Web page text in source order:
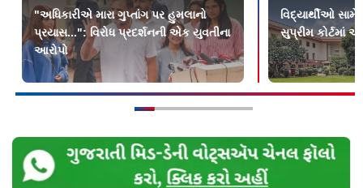
"અધિકારીએ મારા ગુપ્તાંગ પર હુમલાનો
પ્રયાસ...": વિરોધ પ્રદર્શનની એક યુવતીના
આરોપો
વિદ્યાર્થીઓ
સુપ્રીમ કોર્ટમાં